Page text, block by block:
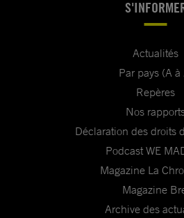
Actualités
Par pays (A à
Repères
Nos
Déclaration des droits
Podcast WE
Magazine La
Magazine
Archive des